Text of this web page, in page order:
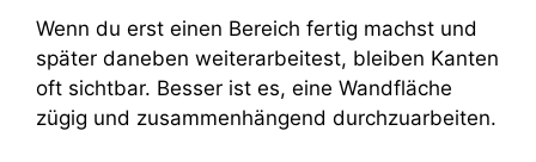
Wenn du erst einen Bereich fertig machst und
später daneben weiterarbeitest, bleiben Kanten
oft sichtbar. Besser ist es, eine Wandfläche
zügig und zusammenhängend durchzuarbeiten.